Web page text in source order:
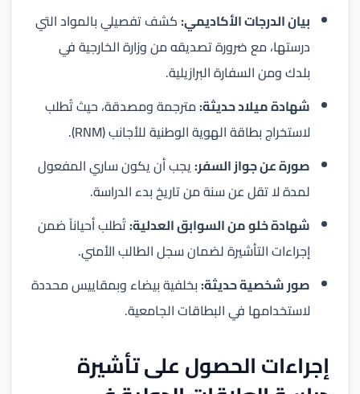
بيان الدرجات الأكاديمي:كشف تفصيلي بالمواد التي
درستها، مع ضرورة تصديقه من وزارة الخارجية في
بلدك ومن السفارة البرازيلية.
شهادة ميلاد حديثة:مترجمة ومصدقة، حيث تُطلب
لاستخراج بطاقة الهوية الوطنية للأجانب (RNM).
صورة عن جواز السفر:يجب أن يكون ساري المفعول
لمدة لا تقل عن سنة من تاريخ بدء الدراسة.
شهادة خلو من السوابق العدلية:تُطلب أحياناً ضمن
إجراءات التأشيرة لضمان سجل الطالب الأمني.
صور شخصية حديثة:بخلفية بيضاء وبمقاييس محددة
لاستخدامها في البطاقات الجامعية.
إجراءات الحصول على تأشيرة